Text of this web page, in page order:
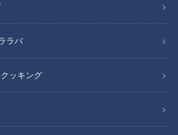
ラバ
ッキング
シギのツイ跡！都市伝説
運転手が知っている都市伝説を調